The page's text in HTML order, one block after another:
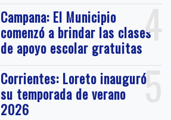
4
Campana: El Municipio
comenzó a brindar las clases
de apoyo escolar gratuitas
5
Corrientes: Loreto inauguró
su temporada de verano
2026